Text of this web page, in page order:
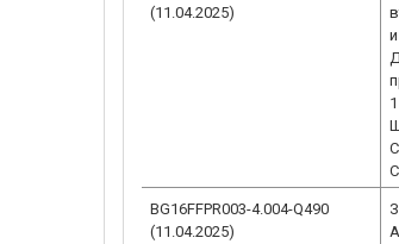
(11.04.2025)
BG16FFPR003-4.004-Q490
(11.04.2025)